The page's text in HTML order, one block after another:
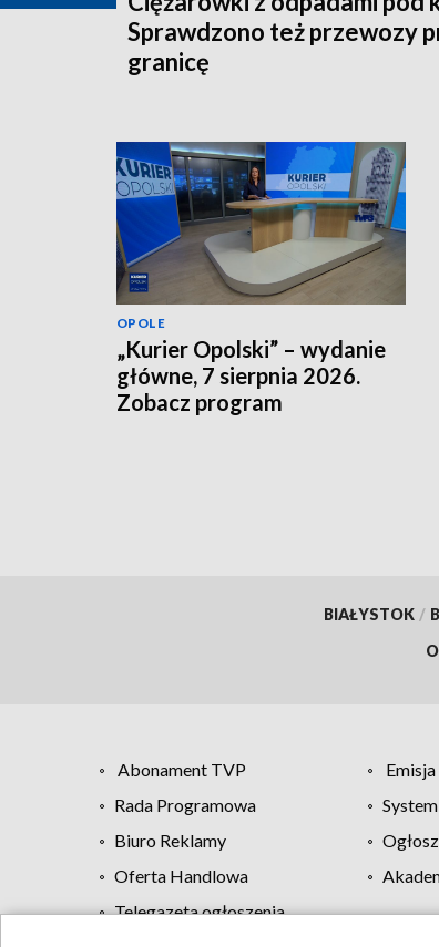
Sprawdzono też przewozy
granicę
OPOLE
„Kurier Opolski” – wydanie
główne, 7 sierpnia 2026.
Zobacz program
BIAŁYSTOK /
Abonament TVP
Rada Programowa
Biuro Reklamy
Oferta Handlowa
Telegazeta ogłoszenia